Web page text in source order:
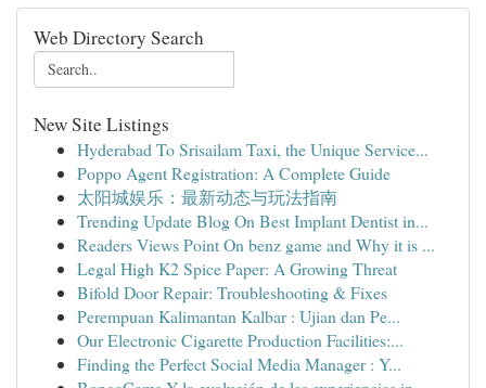
Web Directory Search
New Site Listings
Hyderabad To Srisailam Taxi, the Unique Service...
Poppo Agent Registration: A Complete Guide
太阳城娱乐：最新动态与玩法指南
Trending Update Blog On Best Implant Dentist in...
Readers Views Point On benz game and Why it is ...
Legal High K2 Spice Paper: A Growing Threat
Bifold Door Repair: Troubleshooting & Fixes
Perempuan Kalimantan Kalbar : Ujian dan Pe...
Our Electronic Cigarette Production Facilities:...
Finding the Perfect Social Media Manager : Y...